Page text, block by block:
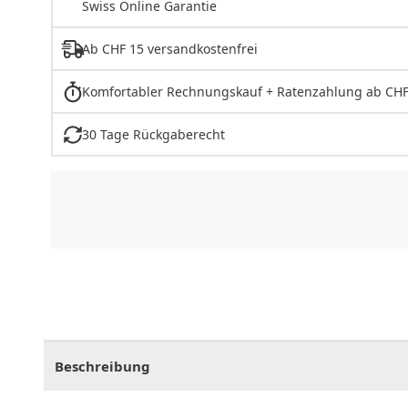
Swiss Online Garantie
Ab CHF 15 versandkostenfrei
Komfortabler Rechnungskauf + Ratenzahlung ab
30 Tage Rückgaberecht
Beschreibung